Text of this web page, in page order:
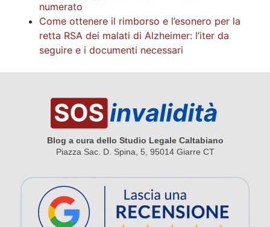
numerato
Come ottenere il rimborso e l’esonero per la
retta RSA dei malati di Alzheimer: l’iter da
seguire e i documenti necessari
Blog a cura dello Studio Legale Caltabiano
Piazza Sac. D. Spina, 5, 95014 Giarre CT